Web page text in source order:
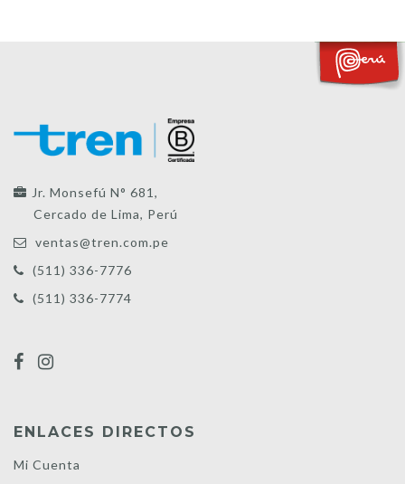
Jr. Monsefú N° 681,
Cercado de Lima, Perú
ventas@tren.com.pe
(511) 336-7776
(511) 336-7774
ENLACES DIRECTOS
Mi Cuenta